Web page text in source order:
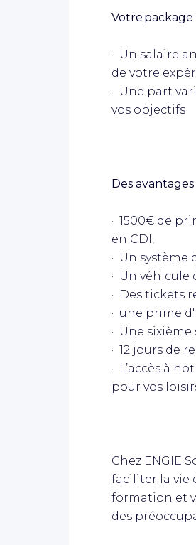
Votre
· Un salaire
de votre
· Une part
vos objectifs
Des avantages
· 1500€ de
en CDI,
· Un
· Un véhicule
· Des tickets
· une prime
· Une
· 12 jours de
· L’accès à
pour vos
Chez ENGIE
faciliter la vie
formation et
des